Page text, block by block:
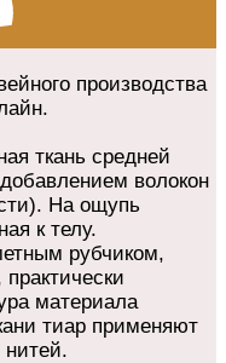
производства
ткань средней
волокон
На ощупь
к телу.
рубчиком,
материала
тиар применяют
нитей.